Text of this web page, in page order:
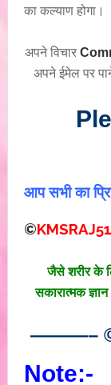
का कल्याण होगा।
अपने विचार
अपने ईमेल पर
आप सभी का
©KMSRAJ51
जैसे शरीर के
सकारात्मक
———– ©
Note:-